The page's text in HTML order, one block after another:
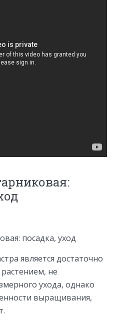
посадка, уход
является достаточно
не
ухода, однако
выращивания,